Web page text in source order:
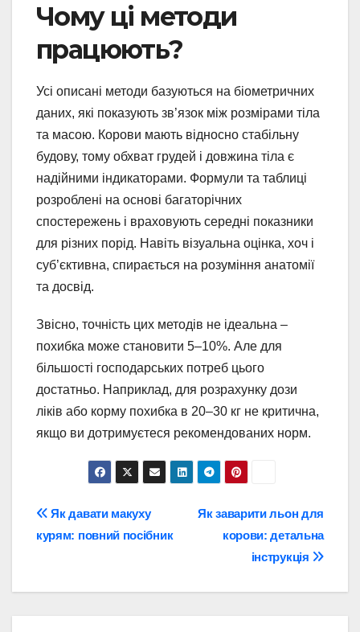
Чому ці методи
працюють?
Усі описані методи базуються на біометричних
даних, які показують зв’язок між розмірами тіла
та масою. Корови мають відносно стабільну
будову, тому обхват грудей і довжина тіла є
надійними індикаторами. Формули та таблиці
розроблені на основі багаторічних
спостережень і враховують середні показники
для різних порід. Навіть візуальна оцінка, хоч і
суб’єктивна, спирається на розуміння анатомії
та досвід.
Звісно, точність цих методів не ідеальна –
похибка може становити 5–10%. Але для
більшості господарських потреб цього
достатньо. Наприклад, для розрахунку дози
ліків або корму похибка в 20–30 кг не критична,
якщо ви дотримуєтеся рекомендованих норм.
Навігація
записів
Як заварити льон для
корови: детальна
інструкція
Як давати макуху
курям: повний посібник